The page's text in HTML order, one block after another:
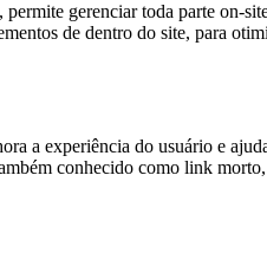
gerenciar toda parte on-
de dentro do site, para
a experiência do usuário e
conhecido como link